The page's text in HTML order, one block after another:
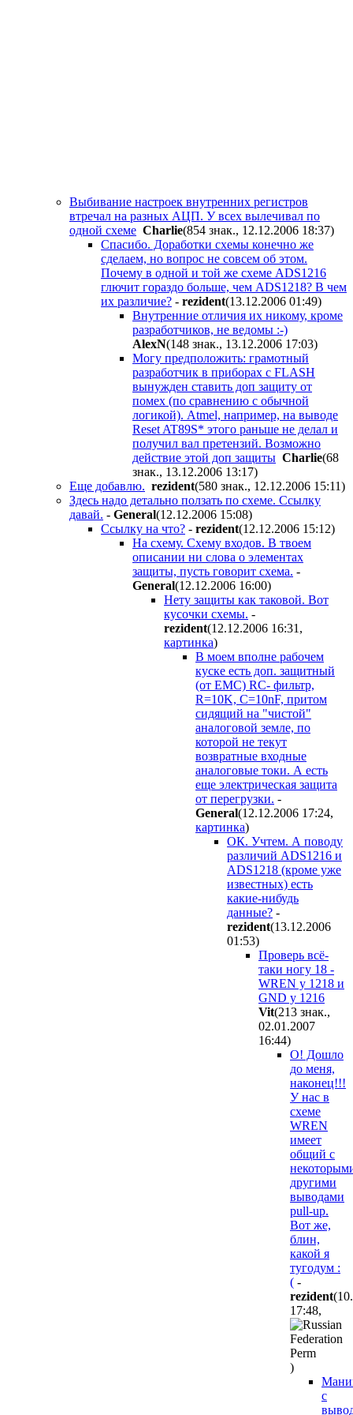
Выбивание настроек внутренних регистров
втречал на разных АЦП. У всех вылечивал по
одной схеме Charlie(854 знак., 12.12.2006 18:37)
Спасибо. Доработки схемы конечно же
сделаем, но вопрос не совсем об этом.
Почему в одной и той же схеме ADS1216
глючит гораздо больше, чем ADS1218? В чем
их различие? - rezident(13.12.2006 01:49)
Внутренние отличия их никому, кроме
разработчиков, не ведомы :-)
AlexN(148 знак., 13.12.2006 17:03)
Могу предположить: грамотный
разработчик в приборах с FLASH
вынужден ставить доп защиту от
помех (по сравнению с обычной
логикой). Atmel, например, на выводе
Reset AT89S* этого раньше не делал и
получил вал претензий. Возможно
действие этой доп защиты Charlie(68
знак., 13.12.2006 13:17)
Еще добавлю. rezident(580 знак., 12.12.2006 15:11)
Здесь надо детально ползать по схеме. Ссылку
давай. - General(12.12.2006 15:08)
Ссылку на что? - rezident(12.12.2006 15:12)
На схему. Схему входов. В твоем
описании ни слова о элементах
защиты, пусть говорит схема. -
General(12.12.2006 16:00)
Нету защиты как таковой. Вот
кусочки схемы. -
rezident(12.12.2006 16:31 ,
картинка)
В моем вполне рабочем
куске есть доп. защитный
(от EMC) RC- фильтр,
R=10K, C=10nF, притом
сидящий на "чистой"
аналоговой земле, по
которой не текут
возвратные входные
аналоговые токи. А есть
еще электрическая защита
от перегрузки. -
General(12.12.2006 17:24,
картинка)
ОК. Учтем. А поводу
различий ADS1216 и
ADS1218 (кроме уже
известных) есть
какие-нибудь
данные? -
rezident(13.12.2006
01:53)
Проверь всё-
таки ногу 18 -
WREN у 1218 и
GND у 1216
Vit(213 знак.,
02.01.2007
16:44)
О! Дошло
до меня,
наконец!!!
У нас в
схеме
WREN
имеет
общий с
другими
выводами
pull-up.
Вот же,
блин,
какой я
тугодум :
( -
rezident
17:48,
)
с